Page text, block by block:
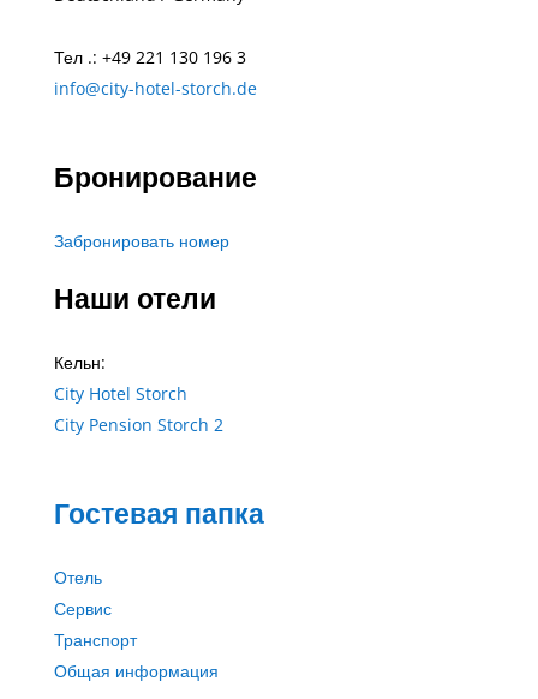
Тел .: +49 221 130 196 3
info@city-hotel-storch.de
Бронирование
Забронировать номер
Наши отели
Кельн:
City Hotel Storch
City Pension Storch 2
Гостевая папка
Отель
Сервис
Транспорт
Общая информация